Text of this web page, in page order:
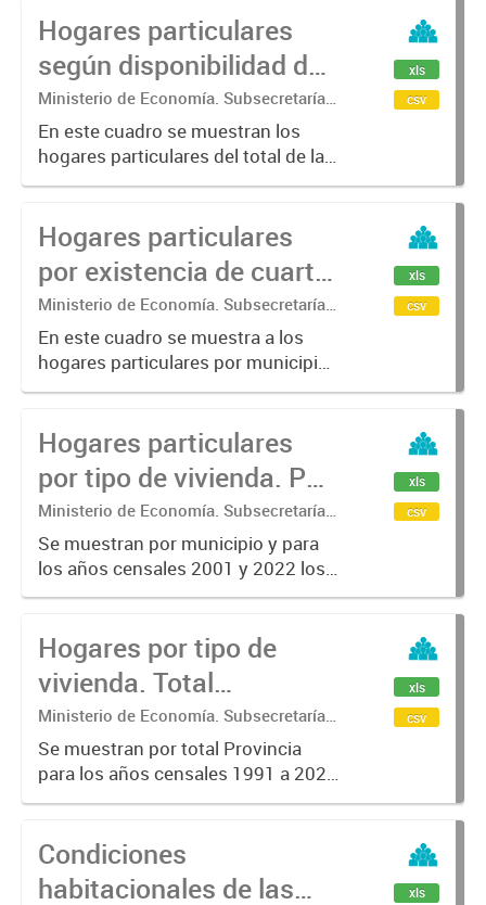
electricidad.
Hogares particulares
según disponibilidad de
servicio sanitario.
Ministerio de Economía. Subsecretaría
de Coordinación Económica y
Estadística. Dirección Provincial de
Estadística.
En este cuadro se muestran los
hogares particulares del total de la
Provincia para los años censales
de Servicio sanitario. Las categorías
son: Tiene baño con...
xls
csv
Hogares particulares
por existencia de cuarto
de baño y tipo de
desagüe del inodoro.
Ministerio de Economía. Subsecretaría
de Coordinación Económica y
Estadística. Dirección Provincial de
Estadística.
En este cuadro se muestra a los
hogares particulares por municipio
para los años censales 2001 y 2022
tipo de desague del inodoro: Baño
con descarga a red...
xls
csv
Hogares particulares
por tipo de vivienda. Por
municipio. Años
censales 2001 a 2022
Ministerio de Economía. Subsecretaría
de Coordinación Económica y
Estadística. Dirección Provincial de
Estadística.
Se muestran por municipio y para
los años censales 2001 y 2022 los
hogares particulares por tipo de
Casa,Rancho/Casilla, Departamento
y Otros, donde se incluyen:...
xls
csv
Hogares por tipo de
vivienda. Total
Provincia. Años
censales 1991 a 2022
Ministerio de Economía. Subsecretaría
de Coordinación Económica y
Estadística. Dirección Provincial de
Estadística.
Se muestran por total Provincia
para los años censales 1991 a 2022
los hogares particulares por tipo de
Casa, Rancho/Casilla,
Departamento y Otros, donde se...
xls
csv
Condiciones
habitacionales de las
xls